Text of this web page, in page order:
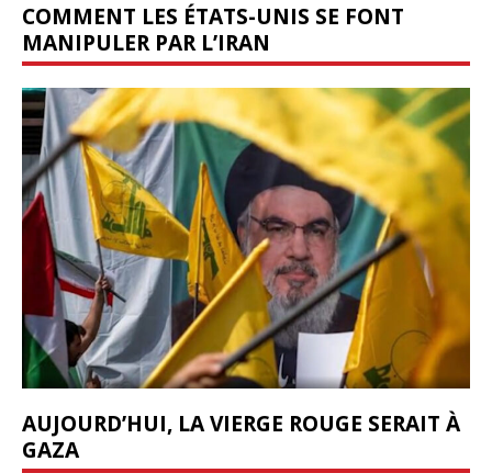
COMMENT LES ÉTATS-UNIS SE FONT
MANIPULER PAR L’IRAN
AUJOURD’HUI, LA VIERGE ROUGE SERAIT À
GAZA